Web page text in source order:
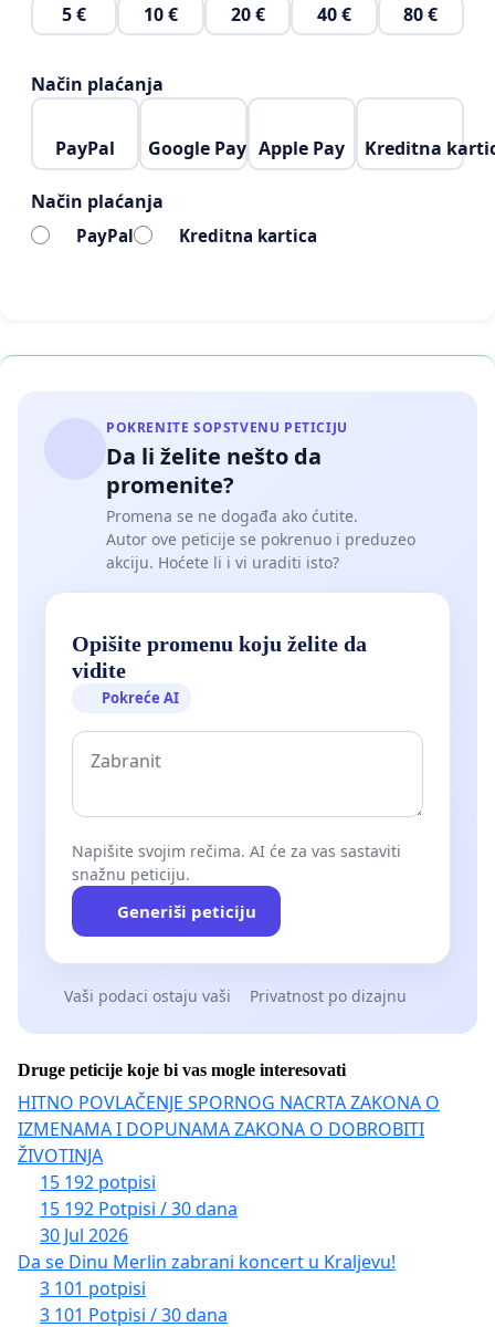
5 €
10 € 20 € 40 € 80 €
Način plaćanja
PayPal Google Pay Apple Pay Kreditna
Način plaćanja
PayPal Kreditna kartica
POKRENITE SOPSTVENU PETICIJU
Da li želite nešto da
promenite?
Promena se ne događa ako ćutite.
Autor ove peticije se pokrenuo i preduzeo
akciju. Hoćete li i vi uraditi isto?
Opišite promenu koju želite da
vidite
Pokreće AI
Napišite svojim rečima. AI će za vas sastaviti
snažnu peticiju.
Generiši peticiju
Vaši podaci ostaju vaši Privatnost po dizajnu
Druge peticije koje bi vas mogle interesovati
HITNO POVLAČENJE SPORNOG NACRTA ZAKONA O
IZMENAMA I DOPUNAMA ZAKONA O DOBROBITI
ŽIVOTINJA
15 192 potpisi
15 192 Potpisi / 30 dana
30 Jul 2026
Da se Dinu Merlin zabrani koncert u Kraljevu!
3 101 potpisi
3 101 Potpisi / 30 dana